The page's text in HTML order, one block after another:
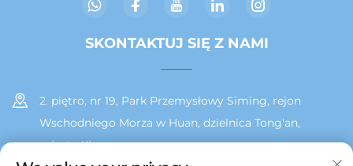
SKONTAKTUJ SIĘ Z NAMI
2. piętro, nr 19, Park Przemysłowy Siming, rejon
Wschodniego Morza w Huan, dzielnica Tong'an,
miasto Xiamen